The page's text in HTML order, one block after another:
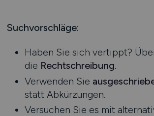
Schienen- / Straßen- / Luft- /
Supply Chain Management
Vertrieb / Verkauf / Handel
Zoll / Behörden
Sonstige
Mecklenburg-Vorpommern
Nordrhein-Westfalen
Rheinland-Pfalz
Saarland
Sachsen
Sachsen-Anhalt
Suchvorschläge:
Haben Sie sich vertippt?
die Rechtschreibung.
Verwenden Sie
statt Abkürzungen.
Versuchen Sie es mit